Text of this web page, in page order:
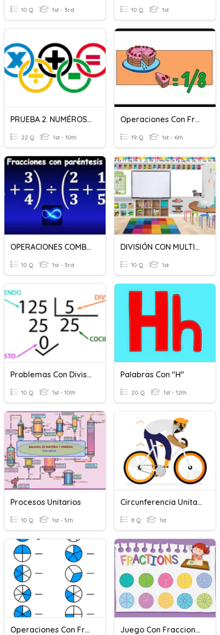
10 Q 1st - 3rd 10 Q 1st
PRUEBA 2. NUMÉROS REALES, OPERACIONES BÁSICAS Y FRACCIONES
22 Q 1st - 10th
Operaciones Con Fracciones
19 Q 1st - 6th
OPERACIONES COMBINADAS CON FRACCIONES
10 Q 1st - 3rd
DIVISIÓN CON MULTIPLICACIÓN
10 Q 1st
Problemas Con División
10 Q 1st - 10th
Palabras Con "H"
20 Q 1st - 12th
Procesos Unitarios
10 Q 1st - 5th
Circunferencia Unitaria
8 Q 1st
Operaciones Con Fracciones Juego Con Fracciones